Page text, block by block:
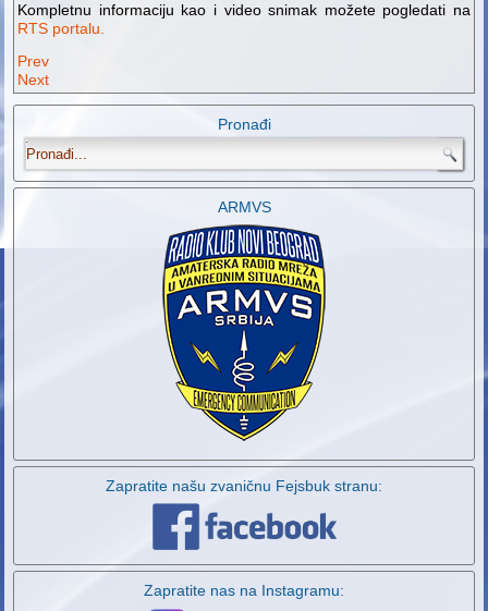
Kompletnu informaciju kao i video snimak možete pogledati na
RTS portalu.
Prev
Next
Pronađi
.
ARMVS
Zapratite našu zvaničnu Fejsbuk stranu:
Zapratite nas na Instagramu: